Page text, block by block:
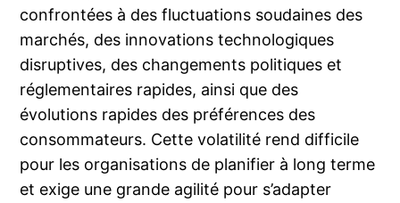
confrontées à des fluctuations soudaines des
marchés, des innovations technologiques
disruptives, des changements politiques et
réglementaires rapides, ainsi que des
évolutions rapides des préférences des
consommateurs. Cette volatilité rend difficile
pour les organisations de planifier à long terme
et exige une grande agilité pour s’adapter